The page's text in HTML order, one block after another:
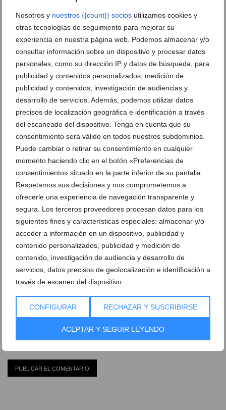
Nosotros y nuestros {{count}} socios utilizamos cookies y
otras tecnologías de seguimiento para mejorar su
experiencia en nuestra página web. Podemos almacenar y/o
consultar información sobre un dispositivo y procesar datos
personales, como su dirección IP y datos de búsqueda, para
publicidad y contenidos personalizados, medición de
publicidad y contenidos, investigación de audiencias y
desarrollo de servicios. Además, podemos utilizar datos
precisos de localización geográfica e identificación a través
del escaneado del dispositivo. Tenga en cuenta que su
consentimiento será válido en todos nuestros subdominios.
Puede cambiar o retirar su consentimiento en cualquier
momento haciendo clic en el botón «Preferencias de
consentimiento» situado en la parte inferior de su pantalla.
Respetamos sus decisiones y nos comprometemos a
ofrecerle una experiencia de navegación transparente y
segura. Los terceros proveedores procesan datos para los
siguientes fines y características especiales: almacenar y/o
acceder a información en un dispositivo, publicidad y
contenido personalizados, publicidad y medición de
contenido, investigación de audiencia y desarrollo de
servicios, datos precisos de geolocalización e identificación a
través de escaneo del dispositivo.
CONFIGURAR RECHAZAR Y SUSCRIBIRSE
ACEPTAR Y SEGUIR LEYENDO
Las increíbles ofertas de este estudio de tatuajes en
Dénia: la fusión perfecta entre estilo y arte corporal
06 de julio de 2023
DEJA UN COMENTARIO